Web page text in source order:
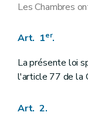
Les Chambres
Art. 1er.
La présente loi
l'article 77 de la
Art. 2.